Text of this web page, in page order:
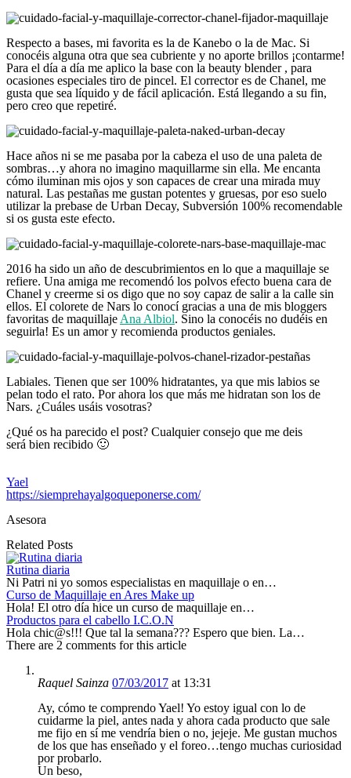
Respecto a bases, mi favorita es la de Kanebo o la de Mac. Si
conocéis alguna otra que sea cubriente y no aporte brillos ¡contarme!
Para el día a día me aplico la base con la beauty blender , para
ocasiones especiales tiro de pincel. El corrector es de Chanel, me
gusta que sea líquido y de fácil aplicación. Está llegando a su fin,
pero creo que repetiré.
Hace años ni se me pasaba por la cabeza el uso de una paleta de
sombras…y ahora no imagino maquillarme sin ella. Me encanta
cómo iluminan mis ojos y son capaces de crear una mirada muy
natural. Las pestañas me gustan potentes y gruesas, por eso suelo
utilizar la prebase de Urban Decay, Subversión 100% recomendable
si os gusta este efecto.
2016 ha sido un año de descubrimientos en lo que a maquillaje se
refiere. Una amiga me recomendó los polvos efecto buena cara de
Chanel y creerme si os digo que no soy capaz de salir a la calle sin
ellos. El colorete de Nars lo conocí gracias a una de mis bloggers
favoritas de maquillaje Ana Albiol. Sino la conocéis no dudéis en
seguirla! Es un amor y recomienda productos geniales.
Labiales. Tienen que ser 100% hidratantes, ya que mis labios se
pelan todo el rato. Por ahora los que más me hidratan son los de
Nars. ¿Cuáles usáis vosotras?
¿Qué os ha parecido el post? Cualquier consejo que me deis
será bien recibido 🙂
Yael
https://siemprehayalgoqueponerse.com/
Asesora
Related Posts
Rutina diaria
Ni Patri ni yo somos especialistas en maquillaje o en…
Curso de Maquillaje en Ares Make up
Hola! El otro día hice un curso de maquillaje en…
Productos para el cabello I.C.O.N
Hola chic@s!!! Que tal la semana??? Espero que bien. La…
There are 2 comments for this article
Raquel Sainza 07/03/2017 at 13:31
Ay, cómo te comprendo Yael! Yo estoy igual con lo de
cuidarme la piel, antes nada y ahora cada producto que sale
me fijo en sí me vendría bien o no, jejeje. Me gustan muchos
de los que has enseñado y el foreo…tengo muchas curiosidad
por probarlo.
Un beso,